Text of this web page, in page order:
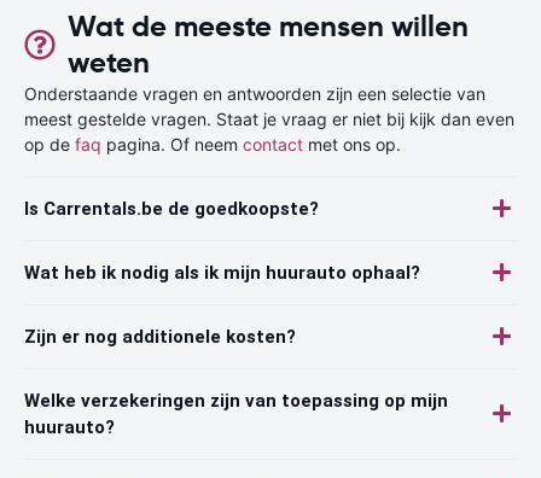
Wat de meeste mensen willen
weten
Onderstaande vragen en antwoorden zijn een selectie van
meest gestelde vragen. Staat je vraag er niet bij kijk dan even
op de faq pagina. Of neem contact met ons op.
Is Carrentals.be de goedkoopste?
Wat heb ik nodig als ik mijn huurauto ophaal?
Zijn er nog additionele kosten?
Welke verzekeringen zijn van toepassing op mijn
huurauto?